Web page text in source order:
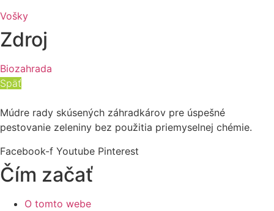
Vošky
Zdroj
Biozahrada
Späť
Múdre rady skúsených záhradkárov pre úspešné
pestovanie zeleniny bez použitia priemyselnej chémie.
Facebook-f Youtube Pinterest
Čím začať
O tomto webe